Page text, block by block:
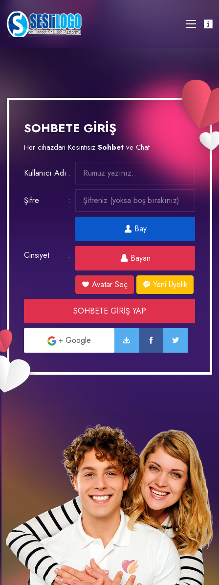
SOHBETE GİRİŞ
Her cihazdan Kesintisiz Sohbet ve Chat
Kullanıcı Adı
Şifre
Cinsiyet
Bay
Bayan
Avatar Seç Yeni Üyelik
SOHBETE GİRİŞ YAP
+ Google